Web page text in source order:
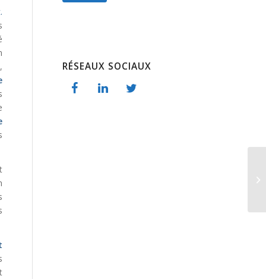
RÉSEAUX SOCIAUX